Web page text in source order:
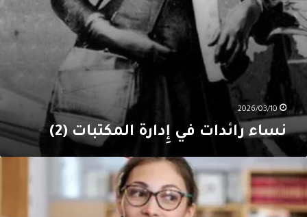
2026/03/10
نساء رائدات في إِدارة المكتبات (2)
رائدات
في
إِدارة